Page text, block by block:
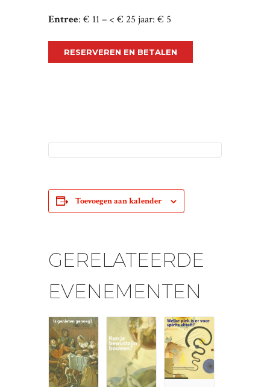
Entree: € 11 – < € 25 jaar: € 5
RESERVEREN EN BETALEN
Toevoegen aan kalender
GERELATEERDE
EVENEMENTEN